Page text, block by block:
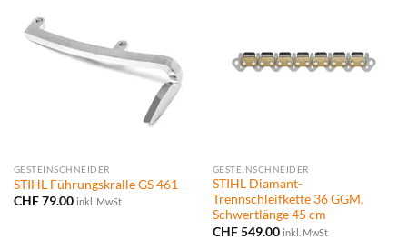
GESTEINSCHNEIDER
STIHL Führungskralle GS 461
CHF79.00 inkl. MwSt
GESTEINSCHNEIDER
STIHL Diamant-
Trennschleifkette 36 GGM,
Schwertlänge 45 cm
CHF549.00 inkl. MwSt